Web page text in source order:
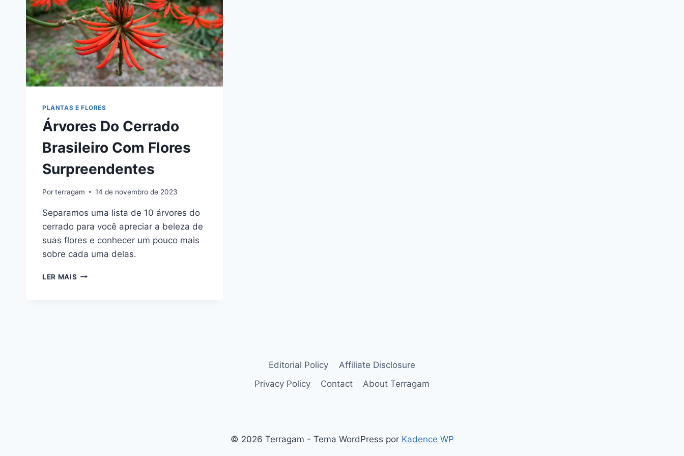
PLANTAS E FLORES
Árvores Do Cerrado
Brasileiro Com Flores
Surpreendentes
Porterragam 14 de novembro de 2023
Separamos uma lista de 10 árvores do
cerrado para você apreciar a beleza de
suas flores e conhecer um pouco mais
sobre cada uma delas.
LER MAIS ÁRVORES
Editorial Policy
Affiliate Disclosure
Privacy Policy
Contact About Terragam
© 2026 Terragam - Tema WordPress por Kadence WP